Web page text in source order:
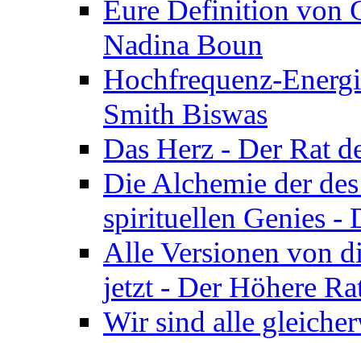
Eure Definition von
Nadina Boun
Hochfrequenz-
Smith Biswas
Das Herz - Der Rat
Die Alchemie der
spirituellen Genies -
Alle Versionen von
jetzt - Der Höhere
Wir sind alle